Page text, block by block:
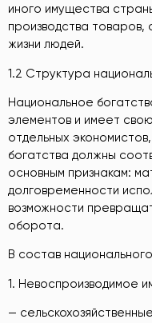
иного имущества
производства товаров,
жизни людей.
1.2 Структура
Национальное
элементов и имеет
отдельных
богатства должны
основным признакам:
долговременности
возможности
оборота.
В состав
1. Невоспроизводимое
—